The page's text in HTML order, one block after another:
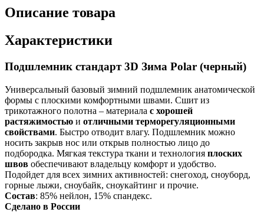
Описание товара
Характеристики
Подшлемник стандарт 3D Зима Polar (черный)
Универсальный базовый зимний подшлемник анатомической
формы с плоскими комфортными швами. Сшит из
трикотажного полотна – материала с хорошей
растяжимостью и отличными терморегуляционными
свойствами. Быстро отводит влагу. Подшлемник можно
носить закрыв нос или открыв полностью лицо до
подбородка. Мягкая текстура ткани и технология плоских
швов обеспечивают владельцу комфорт и удобство.
Подойдет для всех зимних активностей: снегоход, сноуборд,
горные лыжи, сноубайк, сноукайтинг и прочие.
Состав: 85% нейлон, 15% спандекс.
Сделано в России